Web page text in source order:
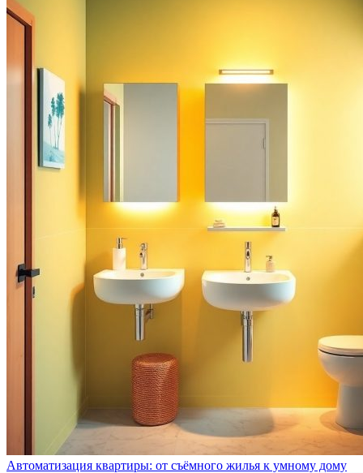
Автоматизация квартиры: от съёмного жилья к умному дому